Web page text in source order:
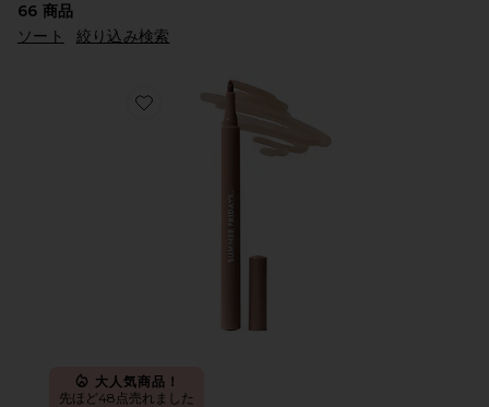
66 商品
ソート
絞り込み検索
Favorite FLUSHED LIP STAIN リップサテン
大人気商品！
先ほど48点売れました